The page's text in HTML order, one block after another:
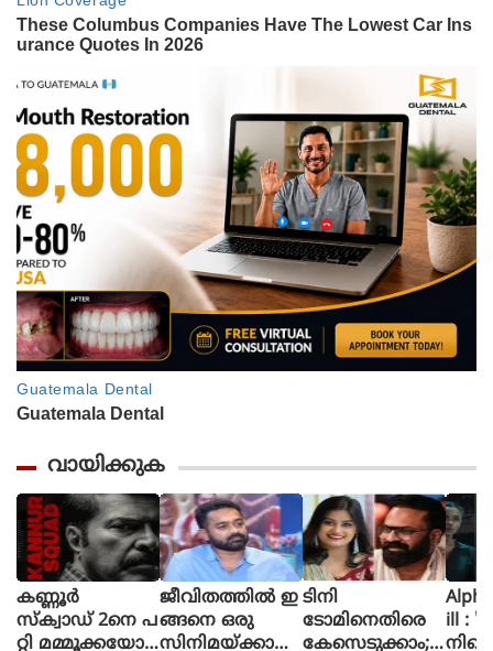
വായിക്കുക
കണ്ണൂർ
സ്ക്വാഡ് 2നെ പ
റ്റി മമ്മൂക്കയോട്
ജീവിതത്തിൽ ഇ
ങ്ങനെ ഒരു
സിനിമയ്ക്കായി
ടിനി
ടോമിനെതിരെ
കേസെടുക്കാം;
Alpha The
ill : '